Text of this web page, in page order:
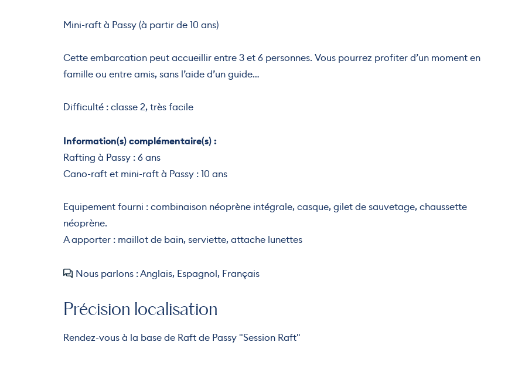
Mini-raft à Passy (à partir de 10 ans)
Cette embarcation peut accueillir entre 3 et 6 personnes. Vous pourrez profiter d’un moment en
famille ou entre amis, sans l’aide d’un guide…
Difficulté : classe 2, très facile
Information(s) complémentaire(s) :
Rafting à Passy : 6 ans
Cano-raft et mini-raft à Passy : 10 ans
Equipement fourni : combinaison néoprène intégrale, casque, gilet de sauvetage, chaussette
néoprène.
A apporter : maillot de bain, serviette, attache lunettes
Nous parlons : Anglais, Espagnol, Français
Précision localisation
Rendez-vous à la base de Raft de Passy "Session Raft"